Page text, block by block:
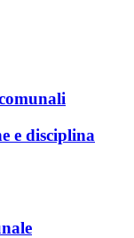
e disciplina